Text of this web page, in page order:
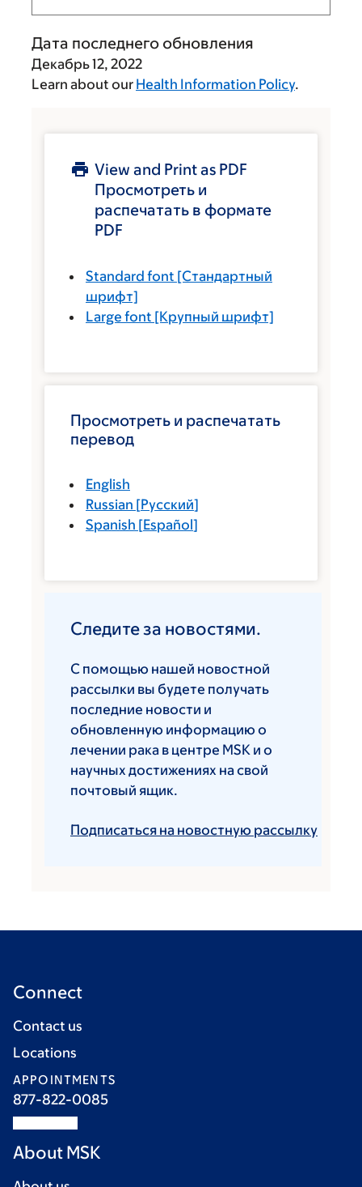
Дата последнего обновления
Декабрь 12, 2022
Learn about our Health Information Policy.
View and Print as PDF
Просмотреть и
распечатать в формате
PDF
Standard font [Стандартный
шрифт]
Large font [Крупный шрифт]
Просмотреть и распечатать
перевод
English
Russian [Русский]
Spanish [Español]
Следите за новостями.
С помощью нашей новостной
рассылки вы будете получать
последние новости и
обновленную информацию о
лечении рака в центре MSK и о
научных достижениях на свой
почтовый ящик.
Подписаться на новостную рассылку
Connect
Contact us
Locations
APPOINTMENTS
877-822-0085
About MSK